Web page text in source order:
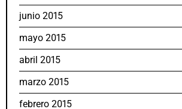
junio 2015
mayo 2015
abril 2015
marzo 2015
febrero 2015